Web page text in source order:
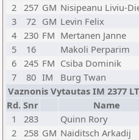
2 257 GM Nisipeanu Liviu-
3
72 GM Levin Felix
4 230 FM Mertanen Janne
5
16 Makoli Perparim
6 245 FM Csiba Dominik
7
80 IM Burg Twan
Vaznonis Vytautas IM 2377
Rd. Snr Name
1
283 Quinn Rory
2 258 GM Naiditsch Arkadij